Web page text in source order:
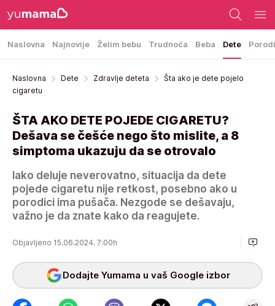
Naslovna Najnovije Želim bebu Trudnoća Beba Dete
Naslovna Dete Zdravlje deteta
Šta ako je dete pojelo
cigaretu
ŠTA AKO DETE POJEDE CIGARETU?
Dešava se češće nego što mislite, a 8
simptoma ukazuju da se otrovalo
Iako deluje neverovatno, situacija da dete
pojede cigaretu nije retkost, posebno ako u
porodici ima pušača. Nezgode se dešavaju,
važno je da znate kako da reagujete.
Objavljeno 15.06.2024. 7:00h
Dodajte Yumama u vaš Google izbor